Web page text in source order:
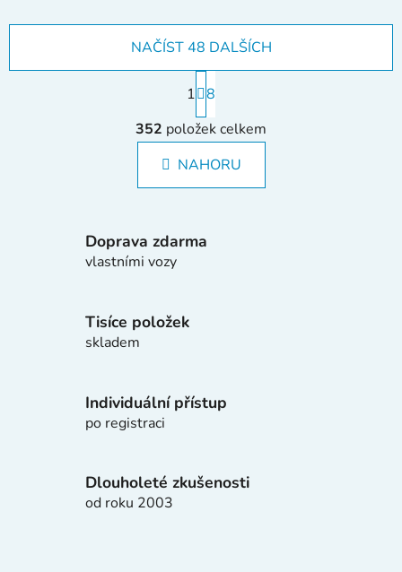
O
v
l
á
d
c
í
p
u
NAČÍST 48 DALŠÍCH
S
t
r
á
n
k
í
1 8
352 položek celkem
NAHORU
Doprava zdarma
vlastními vozy
Tisíce položek
skladem
Individuální přístup
po registraci
Dlouholeté zkušenosti
od roku 2003